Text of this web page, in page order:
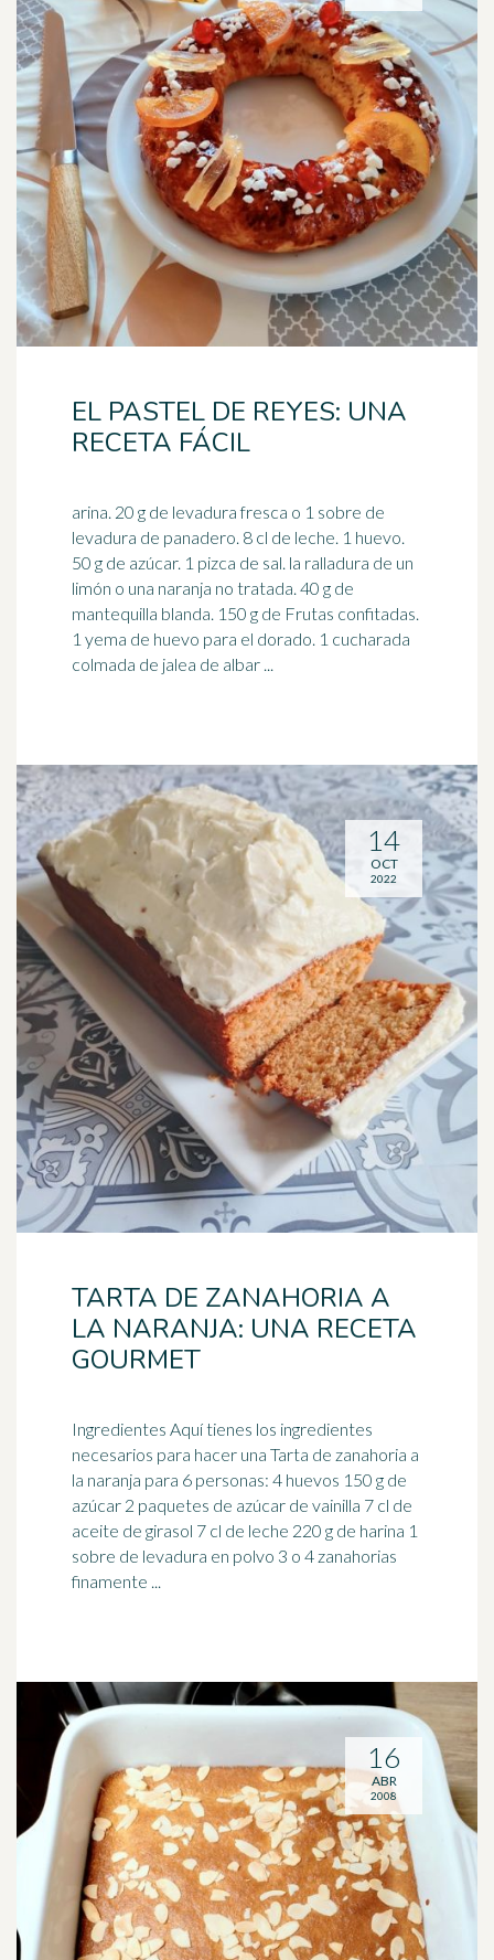
EL PASTEL DE REYES: UNA
RECETA FÁCIL
arina. 20 g de levadura fresca o 1 sobre de
levadura de panadero. 8 cl de leche. 1 huevo.
50 g de azúcar. 1 pizca de sal. la ralladura de un
limón o una naranja no tratada. 40 g de
mantequilla blanda. 150 g de Frutas confitadas.
1 yema de huevo para el dorado. 1 cucharada
colmada de jalea de albar ...
TARTA DE ZANAHORIA A
LA NARANJA: UNA RECETA
GOURMET
Ingredientes Aquí tienes los ingredientes
necesarios para hacer una Tarta de zanahoria a
la naranja para 6 personas: 4 huevos 150 g de
azúcar 2 paquetes de azúcar de vainilla 7 cl de
aceite de girasol 7 cl de leche 220 g de harina 1
sobre de levadura en polvo 3 o 4 zanahorias
finamente ...
14
OCT
2022
16
ABR
2008